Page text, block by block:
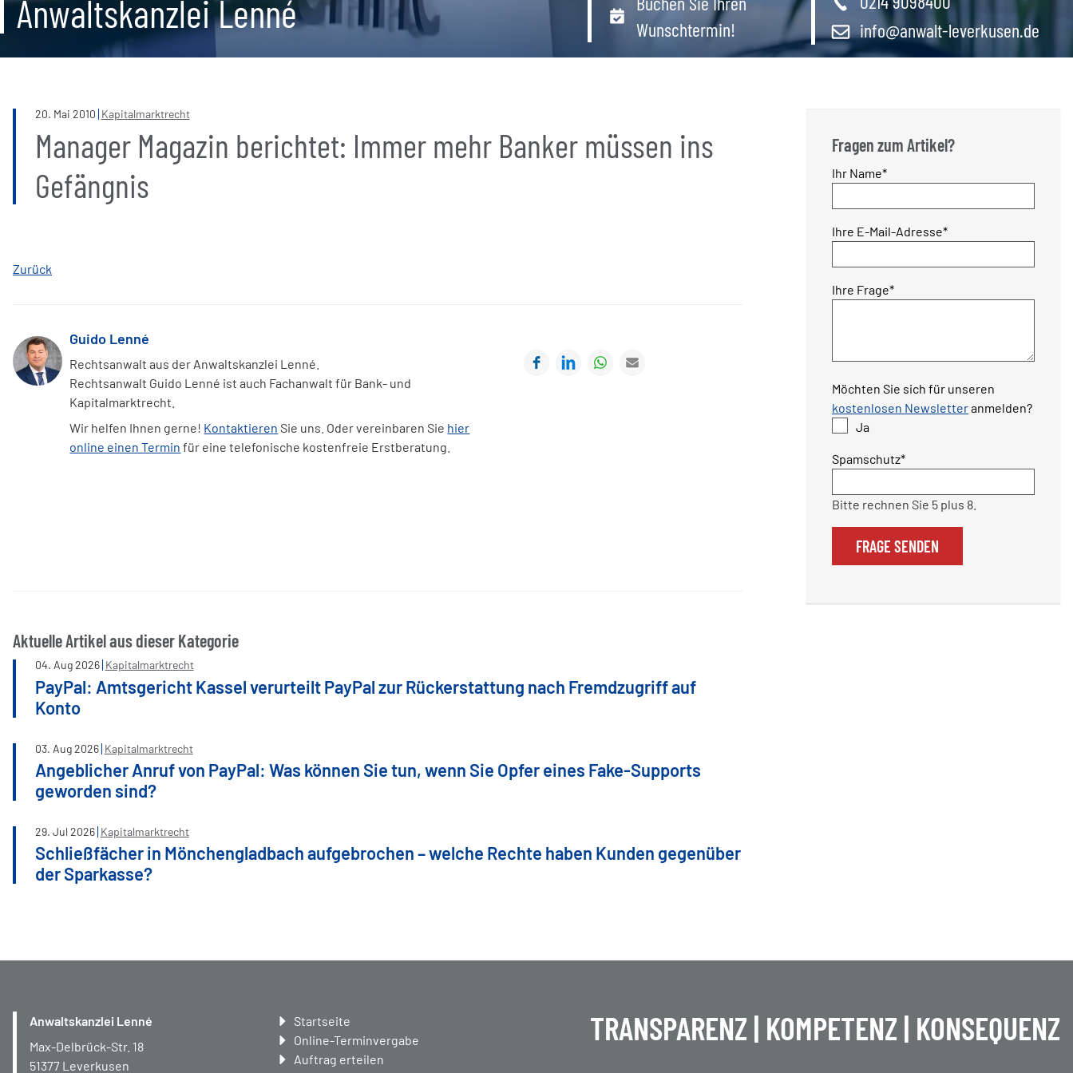
Anwaltskanzlei Lenné
Wunschtermin!
info@anwalt-leverkusen.de
20. Mai 2010 Kapitalmarktrecht
Manager Magazin berichtet: Immer mehr Banker müssen ins
Gefängnis
Zurück
Guido Lenné
Rechtsanwalt aus der Anwaltskanzlei Lenné.
Rechtsanwalt Guido Lenné ist auch Fachanwalt für Bank- und
Kapitalmarktrecht.
Wir helfen Ihnen gerne! Kontaktieren Sie uns. Oder vereinbaren Sie hier
online einen Termin für eine telefonische kostenfreie Erstberatung.
FacebookLinkedInWhatsApp
Aktuelle Artikel aus dieser Kategorie
04. Aug2026 Kapitalmarktrecht
PayPal: Amtsgericht Kassel verurteilt PayPal zur Rückerstattung nach Fremdzugriff auf
Konto
03. Aug2026 Kapitalmarktrecht
Angeblicher Anruf von PayPal: Was können Sie tun, wenn Sie Opfer eines Fake-Supports
geworden sind?
29. Jul 2026 Kapitalmarktrecht
Schließfächer in Mönchengladbach aufgebrochen – welche Rechte haben Kunden gegenüber
der Sparkasse?
Fragen zum Artikel?
Pflichtfeld
Ihr Name*
Pflichtfeld
Ihre E-Mail-Adresse*
Pflichtfeld
Ihre Frage*
Möchten Sie sich für unseren
kostenlosen Newsletteranmelden?
Ja
Pflichtfeld
Spamschutz*
Bitte rechnen Sie 5 plus 8.
FRAGE SENDEN
Anwaltskanzlei Lenné
Max-Delbrück-Str. 18
51377 Leverkusen
Navigation
überspringen
Startseite
Online-Terminvergabe
Auftrag erteilen
TRANSPARENZ | KOMPETENZ | KONSEQUENZ